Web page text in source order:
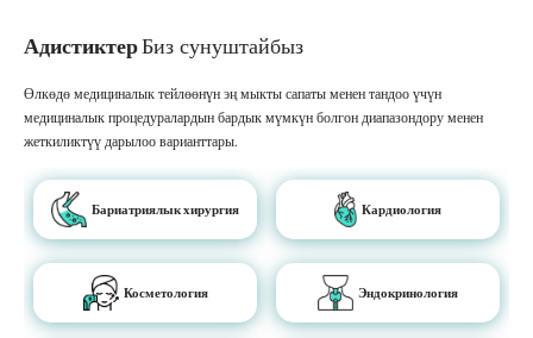
АдистиктерБиз сунуштайбыз
Өлкөдө медициналык тейлөөнүн эң мыкты сапаты менен тандоо үчүн
медициналык процедуралардын бардык мүмкүн болгон диапазондору менен
жеткиликтүү дарылоо варианттары.
Бариатриялык хирургия Кардиология
Косметология Эндокринология